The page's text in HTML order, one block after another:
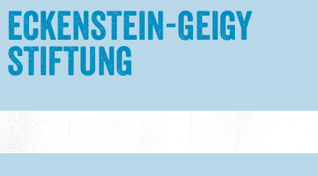
ECKENSTEIN-GEIGY
STIFTUNG